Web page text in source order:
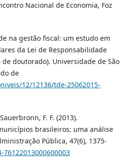
Nacional de Economia, Foz
na gestão fiscal: um estudo em
da Lei de Responsabilidade
de doutorado). Universidade de São
de
12/12136/tde-25062015-
F. F. (2013).
brasileiros: uma análise
Pública, 47(6), 1375-